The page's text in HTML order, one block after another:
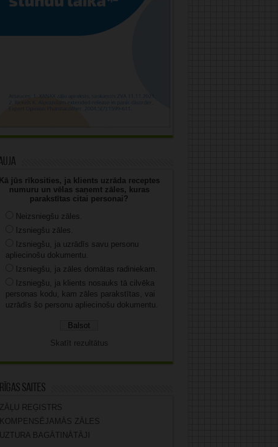
Kā jūs rīkosities, ja klients uzrāda receptes
numuru un vēlas saņemt zāles, kuras
parakstītas citai personai?
Neizsniegšu zāles.
Izsniegšu zāles.
Izsniegšu, ja uzrādīs savu personu
apliecinošu dokumentu.
Izsniegšu, ja zāles domātas radiniekam.
Izsniegšu, ja klients nosauks tā cilvēka
personas kodu, kam zāles parakstītas, vai
uzrādīs šo personu apliecinošu dokumentu.
Skatīt rezultātus
saites
ZĀĻU REĢISTRS
KOMPENSĒJAMĀS ZĀLES
UZTURA BAGĀTINĀTĀJI